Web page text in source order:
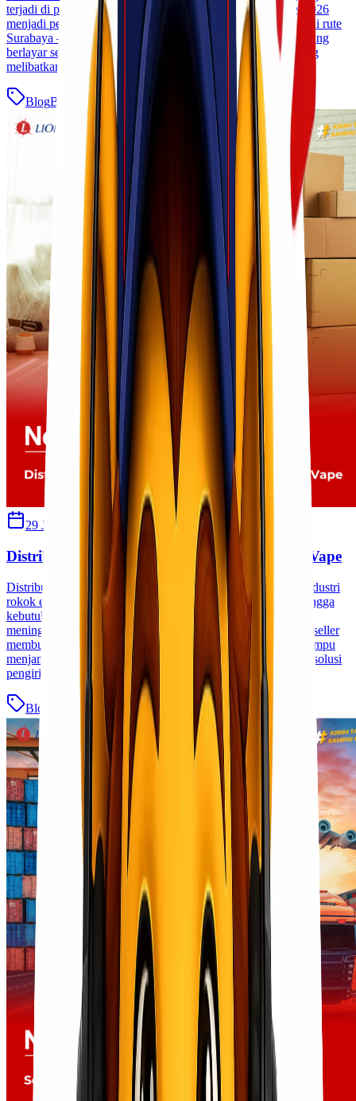
terjadi di perairan utara Sumenep, Madura, pada 2 Agustus 2026
menjadi perhatian masyarakat Indonesia. Kapal yang melayani rute
Surabaya – Makassar tersebut mengalami kebakaran saat sedang
berlayar sehingga memicu proses evakuasi besar-besaran yang
melibatkan Basarnas, TNI AL, [&hellip;]
BlogBaca Selengkapnya
29 Juli 2026 Sherly
Distribusi Pengiriman Rokok Elektronik atau Vape
Distribusi Pengiriman Rokok Elektronik atau Vape Jakarta Industri
rokok elektrik atau vape di Indonesia terus berkembang, sehingga
kebutuhan distribusi produk ke berbagai daerah juga semakin
meningkat. Distributor, importir, pemilik toko vape, hingga reseller
membutuhkan layanan pengiriman yang cepat, aman, dan mampu
menjangkau seluruh Indonesia. Lionel Express hadir sebagai solusi
pengiriman cargo yang melayani pengiriman [&hellip;]
Blog Baca Selengkapnya